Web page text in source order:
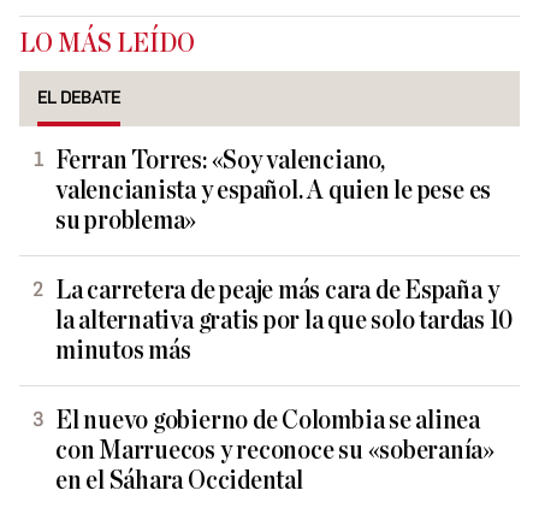
LO MÁS LEÍDO
EL DEBATE
Ferran Torres: «Soy valenciano,
valencianista y español. A quien le pese es
su problema»
La carretera de peaje más cara de España y
la alternativa gratis por la que solo tardas 10
minutos más
El nuevo gobierno de Colombia se alinea
con Marruecos y reconoce su «soberanía»
en el Sáhara Occidental